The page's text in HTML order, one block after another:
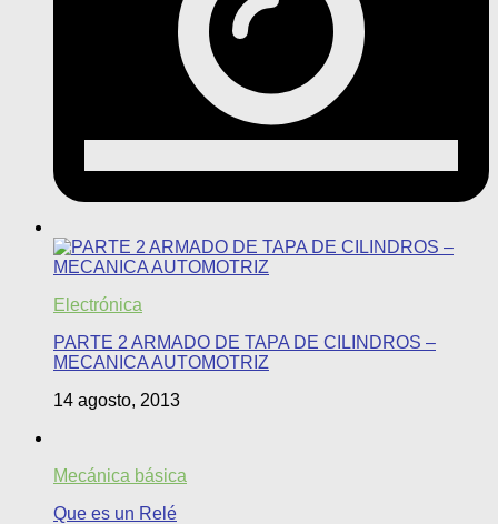
Electrónica
PARTE 2 ARMADO DE TAPA DE CILINDROS –
MECANICA AUTOMOTRIZ
14 agosto, 2013
Mecánica básica
Que es un Relé